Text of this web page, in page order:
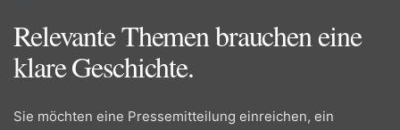
Relevante Themen brauchen eine
klare Geschichte.
Sie möchten eine Pressemitteilung einreichen, ein